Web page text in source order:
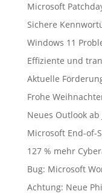
Microsoft
Sichere
Windows 11
Effiziente und
Aktuelle
Frohe
Neues Outlook ab
Microsoft End-of-
127 % mehr
Bug: Microsoft
Achtung: Neue